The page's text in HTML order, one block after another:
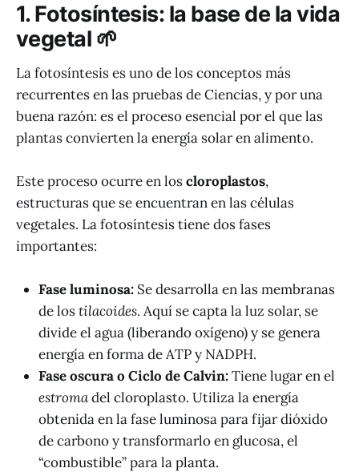
1. Fotosíntesis: la base de la vida
vegetal 🌱
La fotosíntesis es uno de los conceptos más
recurrentes en las pruebas de Ciencias, y por una
buena razón: es el proceso esencial por el que las
plantas convierten la energía solar en alimento.
Este proceso ocurre en loscloroplastos,
estructuras que se encuentran en las células
vegetales. La fotosíntesis tiene dos fases
importantes:
Fase luminosa: Se desarrolla en las membranas
de lostilacoides. Aquí se capta la luz solar, se
divide el agua (liberando oxígeno) y se genera
energía en forma de ATP y NADPH.
Fase oscura o Ciclo de Calvin:Tiene lugar en el
estromadel cloroplasto. Utiliza la energía
obtenida en la fase luminosa para fijar dióxido
de carbono y transformarlo en glucosa, el
“combustible” para la planta.